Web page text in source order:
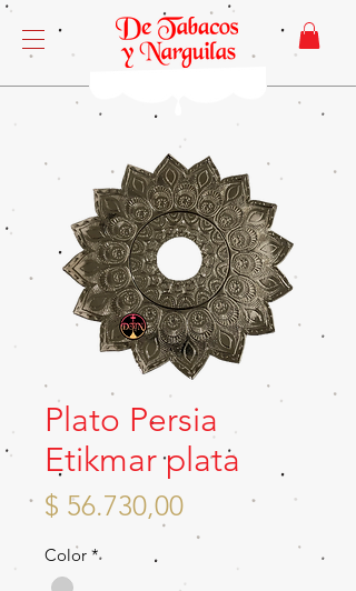
Plato Persia
Etikmar plata
$ 56.730,00Precio
Color *